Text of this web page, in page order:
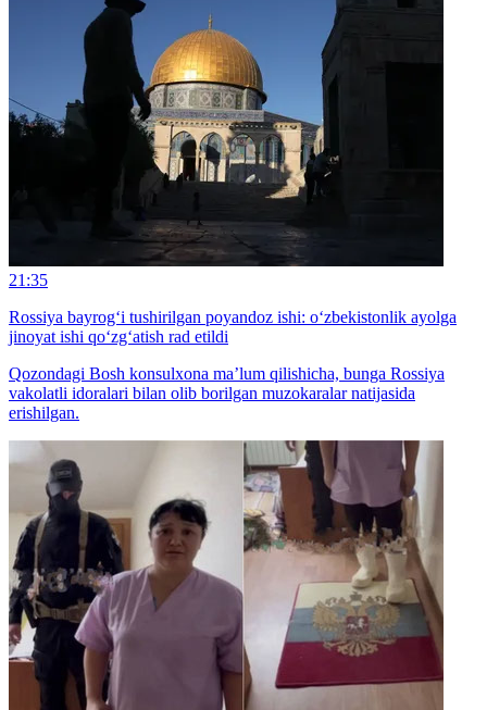
21:35
Rossiya bayrog‘i tushirilgan poyandoz ishi: o‘zbekistonlik ayolga
jinoyat ishi qo‘zg‘atish rad etildi
Qozondagi Bosh konsulxona ma’lum qilishicha, bunga Rossiya
vakolatli idoralari bilan olib borilgan muzokaralar natijasida
erishilgan.